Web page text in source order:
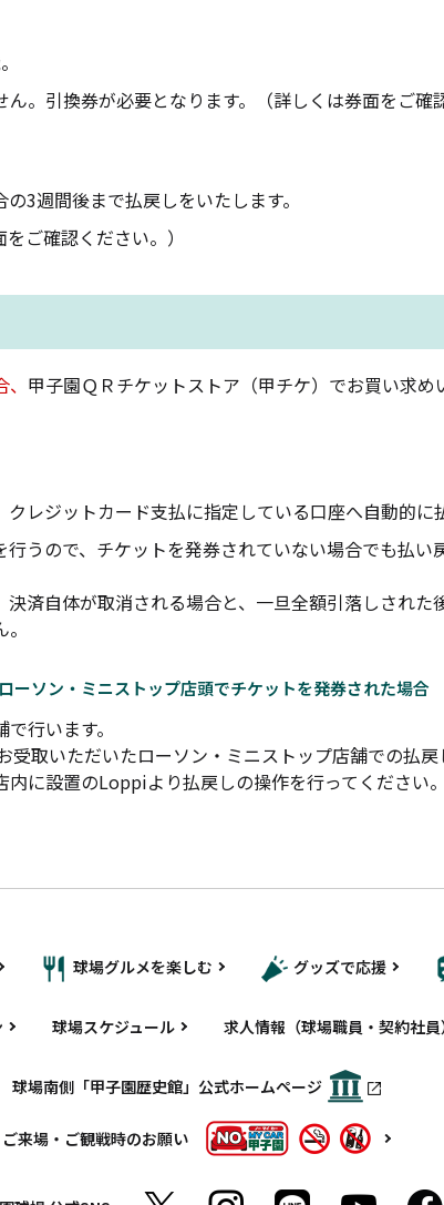
。引換券が必要となります。（詳しくは券面をご確
3週間後まで払戻しをいたします。
ご確認ください。）
甲子園ＱＲチケットストア（甲チケ）でお買い求
レジットカード支払に指定している口座へ自動的に
うので、チケットを発券されていない場合でも払
済自体が取消される場合と、一旦全額引落しされた
ーソン・ミニストップ店頭でチケットを発券された場合
行います。
取いただいたローソン・ミニストップ店舗での払戻
に設置のLoppiより払戻しの操作を行ってください。
球場グルメを楽しむ グッズで応援
球場スケジュール 求人情報（球場職員・契約社員
球場南側「甲子園歴史館」公式ホームページ
ご来場・ご観戦時のお願い